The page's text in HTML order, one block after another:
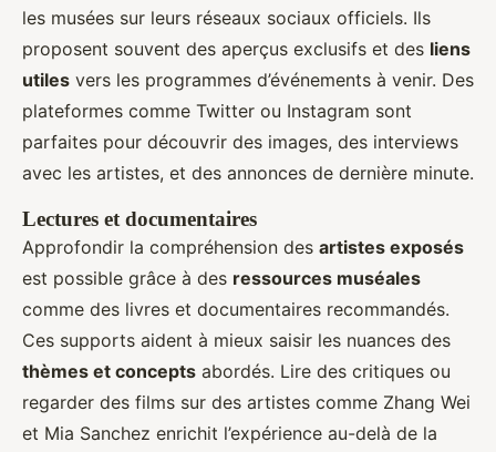
les musées sur leurs réseaux sociaux officiels. Ils
proposent souvent des aperçus exclusifs et des liens
utiles vers les programmes d’événements à venir. Des
plateformes comme Twitter ou Instagram sont
parfaites pour découvrir des images, des interviews
avec les artistes, et des annonces de dernière minute.
Lectures et documentaires
Approfondir la compréhension des artistes exposés
est possible grâce à des ressources muséales
comme des livres et documentaires recommandés.
Ces supports aident à mieux saisir les nuances des
thèmes et concepts abordés. Lire des critiques ou
regarder des films sur des artistes comme Zhang Wei
et Mia Sanchez enrichit l’expérience au-delà de la